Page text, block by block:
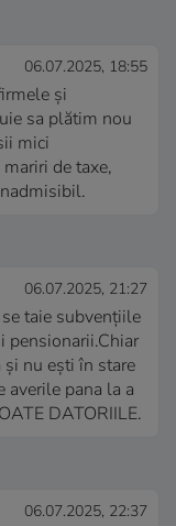
06.07.2025, 18:55
și
sa plătim nou
mici
de taxe,
06.07.2025, 21:27
taie subvențiile
pensionarii.Chiar
și nu ești în stare
averile pana la a
DATORIILE.
06.07.2025, 22:37